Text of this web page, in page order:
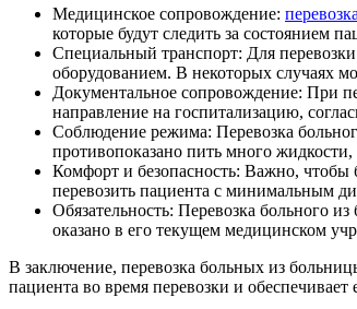
Медицинское сопровождение:
которые будут следить за состоянием
Специальный транспорт: Для
оборудованием. В некоторых случаях
Документальное сопровождение: При
направление на госпитализацию,
Соблюдение режима: Перевозка
противопоказано пить много жидкости,
Комфорт и безопасность: Важно, чтобы
перевозить пациента с минимальным
Обязательность: Перевозка больного
оказано в его текущем медицинском
В заключение, перевозка больных из
пациента во время перевозки и